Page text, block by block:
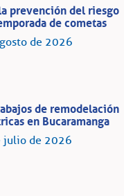
prevención del riesgo
de cometas
de 2026
de remodelación
en Bucaramanga
julio de 2026